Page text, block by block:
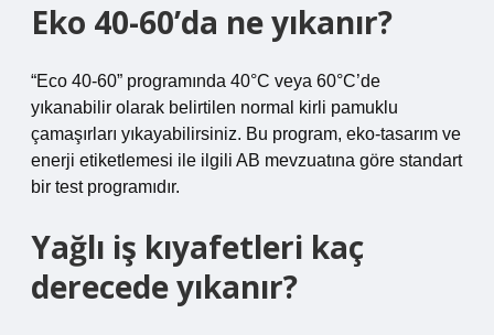
Eko 40-60’da ne yıkanır?
“Eco 40-60” programında 40°C veya 60°C’de
yıkanabilir olarak belirtilen normal kirli pamuklu
çamaşırları yıkayabilirsiniz. Bu program, eko-tasarım ve
enerji etiketlemesi ile ilgili AB mevzuatına göre standart
bir test programıdır.
Yağlı iş kıyafetleri kaç
derecede yıkanır?